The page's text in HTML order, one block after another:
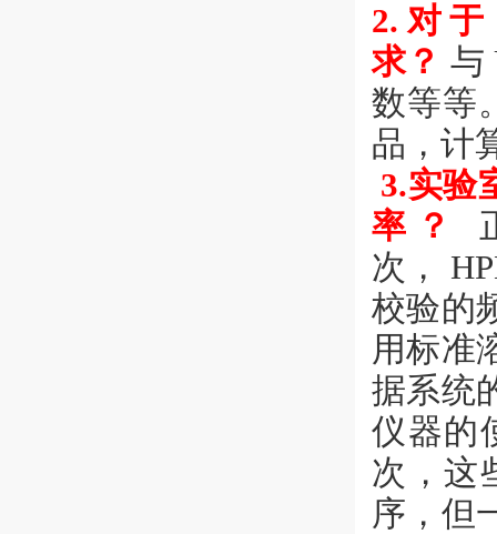
2.对
求？ 与
数等等
品，计
3.实验
率？
次，
校验的
用标准
据系统
仪器的
次，这
序，但